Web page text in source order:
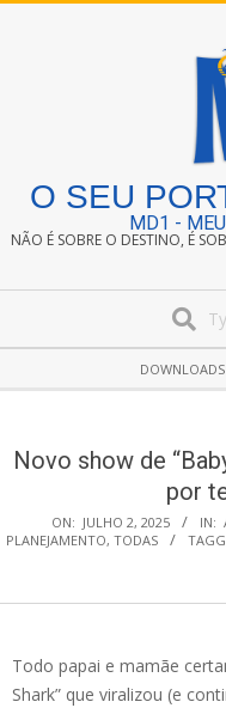
O SEU
MD1 -
NÃO É SOBRE O DESTINO, É
Navigation
DOWNLOADS
Novo show de
por
ON: JULHO 2, 2025 IN:
PLANEJAMENTO, TODAS
Todo papai e mamãe
Shark” que viralizou (e